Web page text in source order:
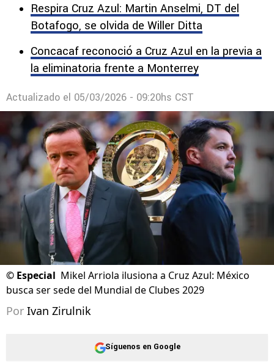
Respira Cruz Azul: Martin Anselmi, DT del
Botafogo, se olvida de Willer Ditta
Concacaf reconoció a Cruz Azul en la previa a
la eliminatoria frente a Monterrey
Actualizado el 05/03/2026 - 09:20hs CST
© Especial Mikel Arriola ilusiona a Cruz Azul: México
busca ser sede del Mundial de Clubes 2029
Por Ivan Zirulnik
Síguenos en Google